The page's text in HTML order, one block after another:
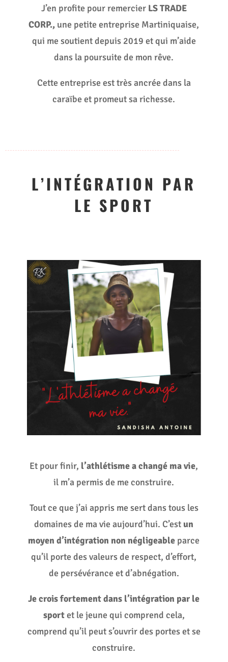
J’en profite pour remercier LS TRADE
CORP., une petite entreprise Martiniquaise,
qui me soutient depuis 2019 et qui m’aide
dans la poursuite de mon rêve.
Cette entreprise est très ancrée dans la
caraïbe et promeut sa richesse.
L’INTÉGRATION PAR
LE SPORT
Et pour finir, l’athlétisme a changé ma vie,
il m’a permis de me construire.
Tout ce que j’ai appris me sert dans tous les
domaines de ma vie aujourd’hui. C’estun
moyen d’intégration non négligeable parce
qu’il porte des valeurs de respect, d’effort,
de persévérance et d’abnégation.
Je crois fortement dans l’intégration par le
sportet le jeune qui comprend cela,
comprend qu’il peut s’ouvrir des portes et se
construire.